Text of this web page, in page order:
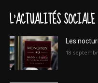
L'ACTUALITÉS SOCIALE
Les
18